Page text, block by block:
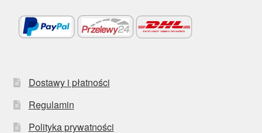
Dostawy i płatności
Regulamin
Polityka prywatności